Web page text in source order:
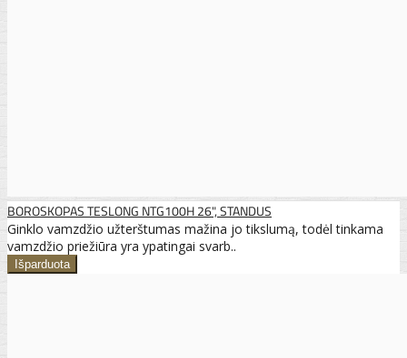
BOROSKOPAS TESLONG NTG100H 26", STANDUS
Ginklo vamzdžio užterštumas mažina jo tikslumą, todėl tinkama
vamzdžio priežiūra yra ypatingai svarb..